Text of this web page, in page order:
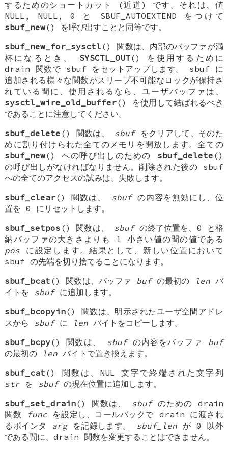
するためのショートカット (近道) です。それは、値
NULL , NULL ,0 と SBUF_AUTOEXTEND をつけて
sbuf_new() を呼び出すことと同等です。
sbuf_new_for_sysctl () 関数は、内部のバッファが満
杯になるとき、 SYSCTL_OUT() を使用するために
drain 関数で sbuf をセットアップします。 sbuf に
追加される様々な関数がスリープ不可能なロックが保持さ
れている間に、使用されるなら、ユーザバッファは、
sysctl_wire_old_buffer() を使用して結ばれるべき
であることに注意してください。
sbuf_delete () 関数は、 sbufをクリアして、そのた
めに割り付けられた全てのメモリを開放します。全ての
sbuf_new() への呼び出しのための sbuf_delete ()
の呼び出しがなければなりません。削除された後の sbuf
への全てのアクセスの試みは、失敗します。
sbuf_clear() 関数は、 sbufの内容を無効にし、位
置を 0 にリセットします。
sbuf_setpos () 関数は、 sbufの終了位置を、0 と格
納バッファの大きさよりも 1 小さい値の間の値である
pos に設定します。結果として、新しい位置において
sbuf の先端を切り捨てることになります。
sbuf_bcat () 関数は、バッファ bufの最初の lenバ
イトを sbufに追加します。
sbuf_bcopyin() 関数は、明示されたユーザ空間アドレ
スから sbufに len バイトをコピーします。
sbuf_bcpy() 関数は、 sbufの内容をバッファ buf
の最初の
len バイトで置き換えます。
sbuf_cat () 関数は、NUL 文字で終端された文字列
strを sbufの現在位置に追加します。
sbuf_set_drain() 関数は、 sbufのための drain
関数
funcを設定し、コールバックで drain に渡され
るポインタ argを記録します。 sbuf_len が 0 以外
である間に、drain 関数を変更することはできません。